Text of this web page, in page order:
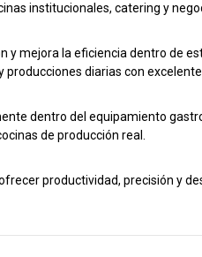
institucionales, catering y
y mejora la eficiencia dentro de
diarias con
dentro del equipamiento
de producción real.
productividad, precisión y